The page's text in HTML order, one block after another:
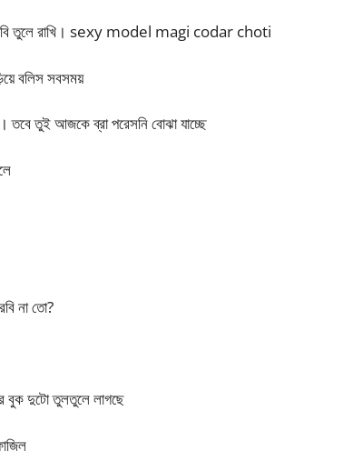
তুলে রাখি। sexy model magi codar choti
বলিস সবসময়
তবে তুই আজকে ব্রা পরেসনি বোঝা যাচ্ছে
না তো?
দুটো তুলতুলে লাগছে